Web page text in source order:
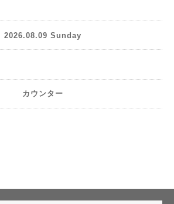
2026.08.09 Sunday
カウンター